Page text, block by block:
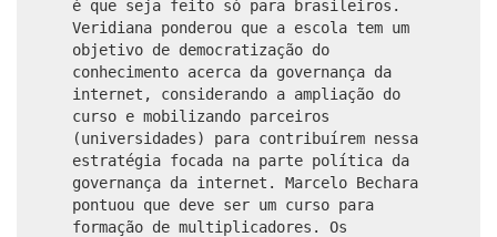
é que seja feito só para brasileiros.
Veridiana ponderou que a escola tem um
objetivo de democratização do
conhecimento acerca da governança da
internet, considerando a ampliação do
curso e mobilizando parceiros
(universidades) para contribuírem nessa
estratégia focada na parte política da
governança da internet. Marcelo Bechara
pontuou que deve ser um curso para
formação de multiplicadores. Os